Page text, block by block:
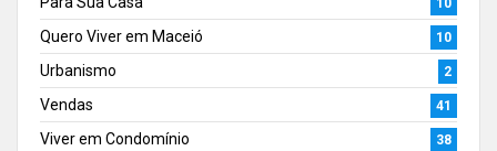
Quero Viver em Maceió 10
Urbanismo 2
Vendas 41
Viver em Condomínio 38